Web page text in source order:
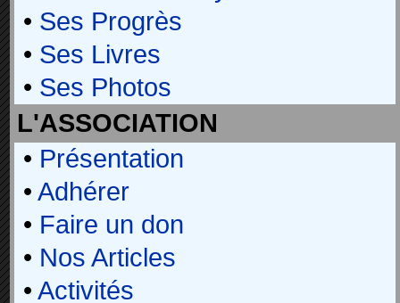
• Ses Progrès
• Ses Livres
• Ses Photos
L'ASSOCIATION
• Présentation
• Adhérer
• Faire un don
• Nos Articles
• Activités